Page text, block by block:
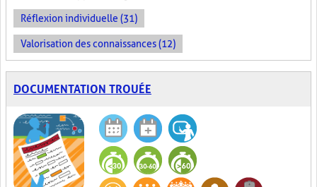
Réflexion individuelle (31)
Valorisation des connaissances (12)
DOCUMENTATION TROUÉE